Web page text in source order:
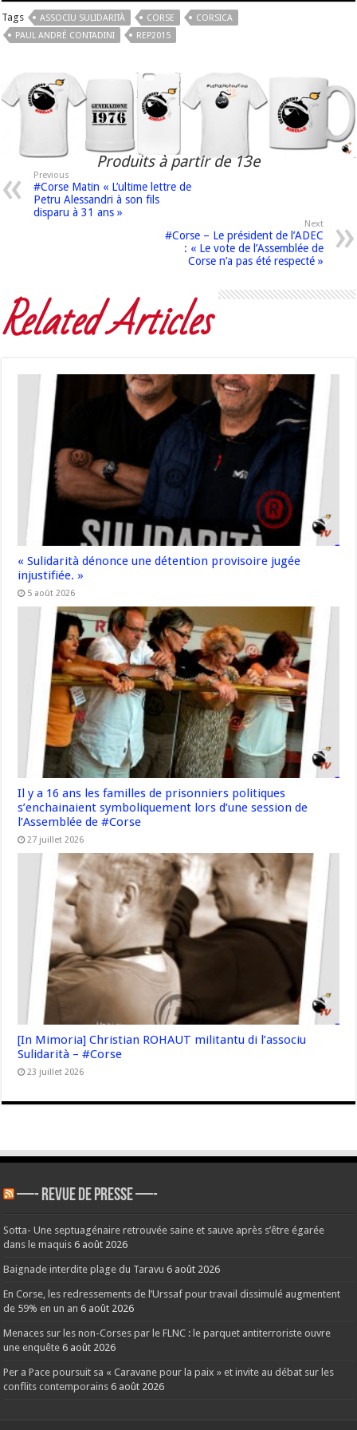
Tags ASSOCIU SULIDARITÀ CORSE
CORSICA
PAUL ANDRÉ CONTADINI
REP2015
Produits à partir de 13e
Previous
#Corse Matin « L’ultime lettre de
Petru Alessandri à son fils
disparu à 31 ans »
Next
#Corse – Le président de l’ADEC
: « Le vote de l’Assemblée de
Corse n’a pas été respecté »
Related Articles
« Sulidarità dénonce une détention provisoire jugée
injustifiée. »
5 août 2026
Il y a 16 ans les familles de prisonniers politiques
s’enchainaient symboliquement lors d’une session de
l’Assemblée de #Corse
27 juillet 2026
[In Mimoria] Christian ROHAUT militantu di l’associu
Sulidarità – #Corse
23 juillet 2026
—- REVUE DE PRESSE —-
Sotta- Une septuagénaire retrouvée saine et sauve après s’être égarée
dans le maquis 6 août 2026
Baignade interdite plage du Taravu 6 août 2026
En Corse, les redressements de l’Urssaf pour travail dissimulé augmentent
de 59% en un an 6 août 2026
Menaces sur les non-Corses par le FLNC : le parquet antiterroriste ouvre
une enquête 6 août 2026
Per a Pace poursuit sa « Caravane pour la paix » et invite au débat sur les
conflits contemporains 6 août 2026